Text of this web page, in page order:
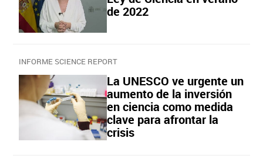
de 2022
INFORME SCIENCE REPORT
La UNESCO ve urgente un
aumento de la inversión
en ciencia como medida
clave para afrontar la
crisis